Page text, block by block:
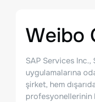
Weibo
SAP Services
uygulamalarına
şirket, hem
profesyonellerinin